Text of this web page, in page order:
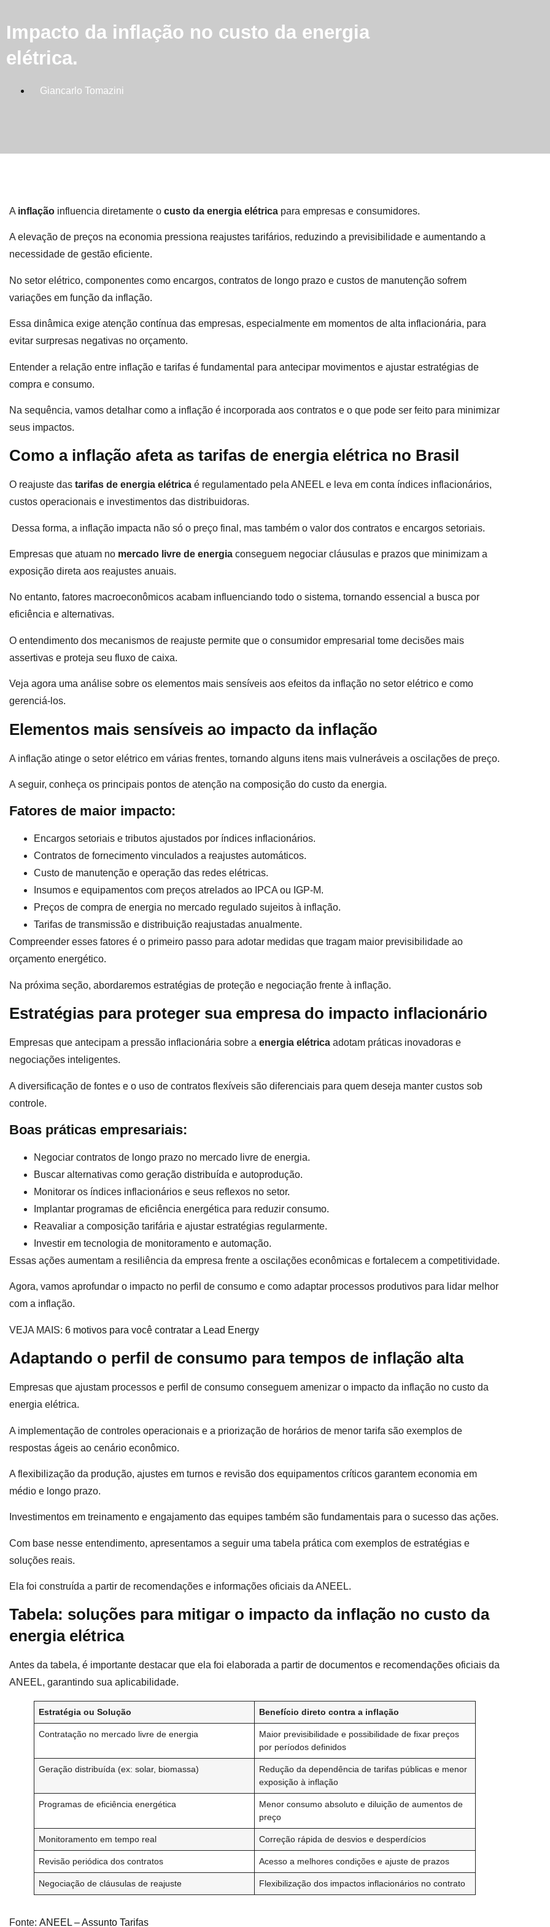
Impacto da inflação no custo da energia
elétrica.
Giancarlo Tomazini
A inflação influencia diretamente o custo da energia elétrica para empresas e consumidores.
A elevação de preços na economia pressiona reajustes tarifários, reduzindo a previsibilidade e aumentando a
necessidade de gestão eficiente.
No setor elétrico, componentes como encargos, contratos de longo prazo e custos de manutenção sofrem
variações em função da inflação.
Essa dinâmica exige atenção contínua das empresas, especialmente em momentos de alta inflacionária, para
evitar surpresas negativas no orçamento.
Entender a relação entre inflação e tarifas é fundamental para antecipar movimentos e ajustar estratégias de
compra e consumo.
Na sequência, vamos detalhar como a inflação é incorporada aos contratos e o que pode ser feito para minimizar
seus impactos.
Como a inflação afeta as tarifas de energia elétrica no Brasil
O reajuste das tarifas de energia elétrica é regulamentado pela ANEEL e leva em conta índices inflacionários,
custos operacionais e investimentos das distribuidoras.
Dessa forma, a inflação impacta não só o preço final, mas também o valor dos contratos e encargos setoriais.
Empresas que atuam no mercado livre de energia conseguem negociar cláusulas e prazos que minimizam a
exposição direta aos reajustes anuais.
No entanto, fatores macroeconômicos acabam influenciando todo o sistema, tornando essencial a busca por
eficiência e alternativas.
O entendimento dos mecanismos de reajuste permite que o consumidor empresarial tome decisões mais
assertivas e proteja seu fluxo de caixa.
Veja agora uma análise sobre os elementos mais sensíveis aos efeitos da inflação no setor elétrico e como
gerenciá-los.
Elementos mais sensíveis ao impacto da inflação
A inflação atinge o setor elétrico em várias frentes, tornando alguns itens mais vulneráveis a oscilações de preço.
A seguir, conheça os principais pontos de atenção na composição do custo da energia.
Fatores de maior impacto:
Encargos setoriais e tributos ajustados por índices inflacionários.
Contratos de fornecimento vinculados a reajustes automáticos.
Custo de manutenção e operação das redes elétricas.
Insumos e equipamentos com preços atrelados ao IPCA ou IGP-M.
Preços de compra de energia no mercado regulado sujeitos à inflação.
Tarifas de transmissão e distribuição reajustadas anualmente.
Compreender esses fatores é o primeiro passo para adotar medidas que tragam maior previsibilidade ao
orçamento energético.
Na próxima seção, abordaremos estratégias de proteção e negociação frente à inflação.
Estratégias para proteger sua empresa do impacto inflacionário
Empresas que antecipam a pressão inflacionária sobre a energia elétrica adotam práticas inovadoras e
negociações inteligentes.
A diversificação de fontes e o uso de contratos flexíveis são diferenciais para quem deseja manter custos sob
controle.
Boas práticas empresariais:
Negociar contratos de longo prazo no mercado livre de energia.
Buscar alternativas como geração distribuída e autoprodução.
Monitorar os índices inflacionários e seus reflexos no setor.
Implantar programas de eficiência energética para reduzir consumo.
Reavaliar a composição tarifária e ajustar estratégias regularmente.
Investir em tecnologia de monitoramento e automação.
Essas ações aumentam a resiliência da empresa frente a oscilações econômicas e fortalecem a competitividade.
Agora, vamos aprofundar o impacto no perfil de consumo e como adaptar processos produtivos para lidar melhor
com a inflação.
VEJA MAIS: 6 motivos para você contratar a Lead Energy
Adaptando o perfil de consumo para tempos de inflação alta
Empresas que ajustam processos e perfil de consumo conseguem amenizar o impacto da inflação no custo da
energia elétrica.
A implementação de controles operacionais e a priorização de horários de menor tarifa são exemplos de
respostas ágeis ao cenário econômico.
A flexibilização da produção, ajustes em turnos e revisão dos equipamentos críticos garantem economia em
médio e longo prazo.
Investimentos em treinamento e engajamento das equipes também são fundamentais para o sucesso das ações.
Com base nesse entendimento, apresentamos a seguir uma tabela prática com exemplos de estratégias e
soluções reais.
Ela foi construída a partir de recomendações e informações oficiais da ANEEL.
Tabela: soluções para mitigar o impacto da inflação no custo da
energia elétrica
Antes da tabela, é importante destacar que ela foi elaborada a partir de documentos e recomendações oficiais da
ANEEL, garantindo sua aplicabilidade.
Estratégia ou Solução Benefício direto contra a inflação
Contratação no mercado livre de energia
Maior previsibilidade e possibilidade de fixar preços
por períodos definidos
Geração distribuída (ex: solar, biomassa)
Redução da dependência de tarifas públicas e menor
exposição à inflação
Programas de eficiência energética
Menor consumo absoluto e diluição de aumentos de
preço
Monitoramento em tempo real Correção rápida de desvios e desperdícios
Revisão periódica dos contratos Acesso a melhores condições e ajuste de prazos
Negociação de cláusulas de reajuste Flexibilização dos impactos inflacionários no contrato
Fonte: ANEEL – Assunto Tarifas